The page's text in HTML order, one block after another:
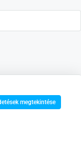
megtekintése